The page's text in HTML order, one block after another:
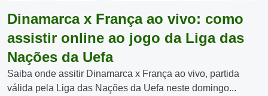
Dinamarca x França ao vivo: como
assistir online ao jogo da Liga das
Nações da Uefa
Saiba onde assitir Dinamarca x França ao vivo, partida
válida pela Liga das Nações da Uefa neste domingo...